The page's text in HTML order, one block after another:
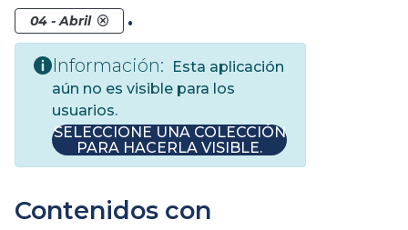
04 - Abril .
Información:
Esta aplicación
aún no es visible para los
usuarios.
SELECCIONE UNA COLECCIÓN
PARA HACERLA VISIBLE.
Contenidos con